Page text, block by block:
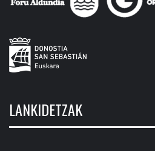
LANKIDETZAK